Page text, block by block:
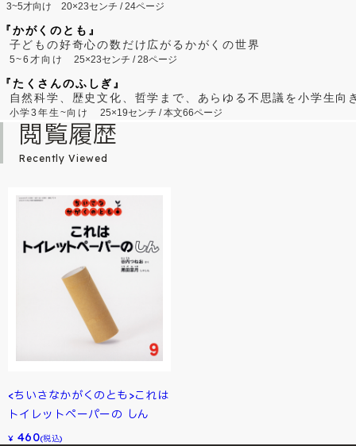
3~5才向け 20×23センチ / 24ページ
『かがくのとも』
子どもの好奇心の数だけ広がるかがくの世界
5~6才向け25×23センチ / 28ページ
『たくさんのふしぎ』
自然科学、歴史文化、哲学まで、あらゆる不思議を小学生向
小学3年生~向け 25×19センチ / 本文66ページ
閲覧履歴
Recently Viewed
<ちいさなかがくのとも>これは
トイレットペーパーの しん
¥ 460(税込)